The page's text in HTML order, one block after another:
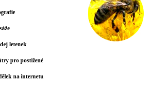
letenek
pro postižené
na internetu